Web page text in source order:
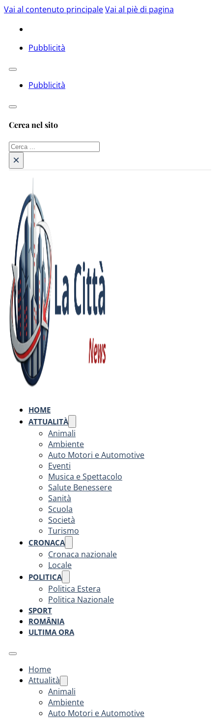
Vai al contenuto principaleVai al piè di pagina
Pubblicità
Pubblicità
Cerca nel sito
Cerca
×
HOME
ATTUALITÀ
Animali
Ambiente
Auto Motori e Automotive
Eventi
Musica e Spettacolo
Salute Benessere
Sanità
Scuola
Società
Turismo
CRONACA
Cronaca nazionale
Locale
POLITICA
Politica Estera
Politica Nazionale
SPORT
ROMÂNIA
ULTIMA ORA
Home
Attualità
Animali
Ambiente
Auto Motori e Automotive